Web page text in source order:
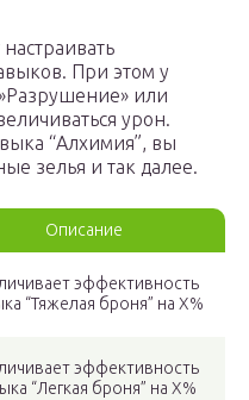
При этом у
или
урон.
“Алхимия”, вы
зелья и так далее.
Описание
эффективность
“Тяжелая броня” на Х%
эффективность
“Легкая броня” на Х%